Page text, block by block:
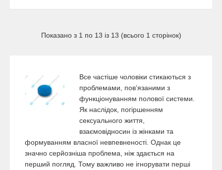
Показано з 1 по 13 із 13 (всього 1 сторінок)
Все частіше чоловіки стикаються з
проблемами, повʼязаними з
функціонуванням полової системи.
Як наслідок, погіршенням
сексуального життя,
взаємовідносин із жінками та
формуванням власної невпевненості. Однак це
значно серйозніша проблема, ніж здається на
перший погляд. Тому важливо не ігнорувати перші